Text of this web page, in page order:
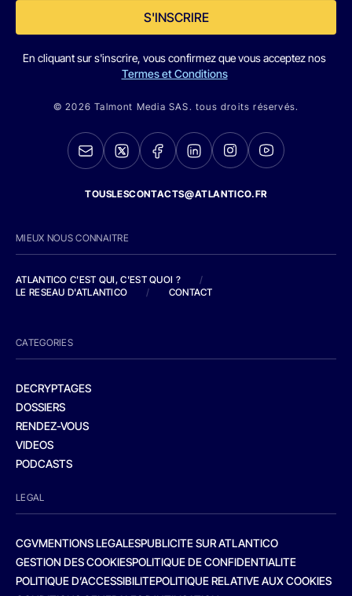
S'INSCRIRE
En cliquant sur s'inscrire, vous confirmez que vous acceptez nos
Termes et Conditions
© 2026 Talmont Media SAS. tous droits réservés.
TOUSLESCONTACTS@ATLANTICO.FR
MIEUX NOUS CONNAITRE
ATLANTICO C'EST QUI, C'EST QUOI ?
/
LE RESEAU D'ATLANTICO
/ CONTACT
CATEGORIES
DECRYPTAGES
DOSSIERS
RENDEZ-VOUS
VIDEOS
PODCASTS
LEGAL
CGVMENTIONS LEGALESPUBLICITE SUR ATLANTICO
GESTION DES COOKIESPOLITIQUE DE CONFIDENTIALITE
POLITIQUE D’ACCESSIBILITEPOLITIQUE RELATIVE AUX COOKIES